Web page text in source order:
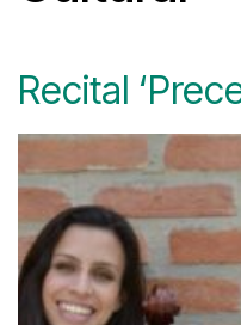
Recital